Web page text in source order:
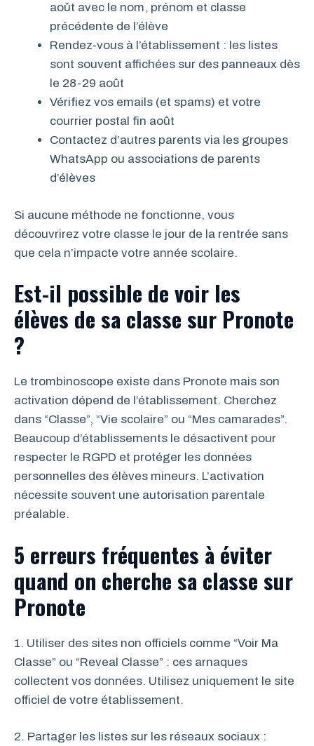
août avec le nom, prénom et classe
précédente de l’élève
Rendez-vous à l’établissement : les listes
sont souvent affichées sur des panneaux dès
le 28-29 août
Vérifiez vos emails (et spams) et votre
courrier postal fin août
Contactez d’autres parents via les groupes
WhatsApp ou associations de parents
d’élèves
Si aucune méthode ne fonctionne, vous
découvrirez votre classe le jour de la rentrée sans
que cela n’impacte votre année scolaire.
Est-il possible de voir les
élèves de sa classe sur Pronote
?
Le trombinoscope existe dans Pronote mais son
activation dépend de l’établissement. Cherchez
dans “Classe”, “Vie scolaire” ou “Mes camarades”.
Beaucoup d’établissements le désactivent pour
respecter le RGPD et protéger les données
personnelles des élèves mineurs. L’activation
nécessite souvent une autorisation parentale
préalable.
5 erreurs fréquentes à éviter
quand on cherche sa classe sur
Pronote
1. Utiliser des sites non officiels comme “Voir Ma
Classe” ou “Reveal Classe” : ces arnaques
collectent vos données. Utilisez uniquement le site
officiel de votre établissement.
2. Partager les listes sur les réseaux sociaux :